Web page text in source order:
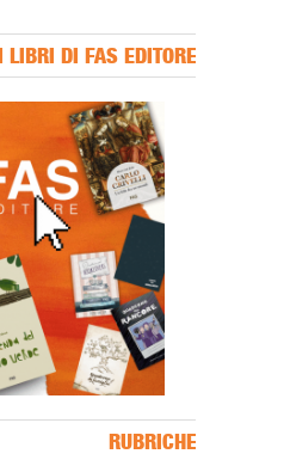
LIBRI DI FAS EDITORE
RUBRICHE